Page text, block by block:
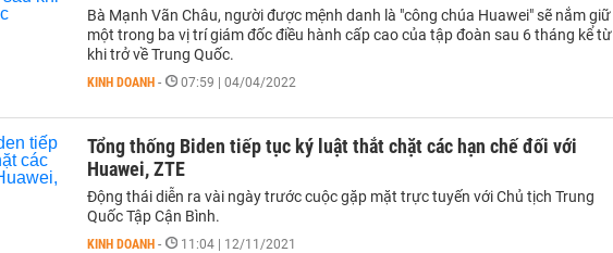
Bà Mạnh Vãn Châu, người được mệnh danh là "công chúa Huawei" sẽ nắm giữ
một trong ba vị trí giám đốc điều hành cấp cao của tập đoàn sau 6 tháng kể từ
khi trở về Trung Quốc.
KINH DOANH - 07:59 | 04/04/2022
Tổng thống Biden tiếp tục ký luật thắt chặt các hạn chế đối với
Huawei, ZTE
Động thái diễn ra vài ngày trước cuộc gặp mặt trực tuyến với Chủ tịch Trung
Quốc Tập Cận Bình.
KINH DOANH - 11:04 | 12/11/2021